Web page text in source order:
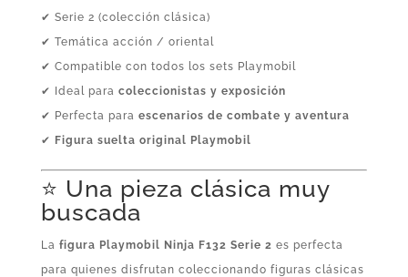
✔ Serie 2 (colección clásica)
✔ Temática acción / oriental
✔ Compatible con todos los sets Playmobil
✔ Ideal para coleccionistas y exposición
✔ Perfecta para escenarios de combate y aventura
✔ Figura suelta original Playmobil
⭐ Una pieza clásica muy
buscada
La figura Playmobil Ninja F132 Serie 2 es perfecta
para quienes disfrutan coleccionando figuras clásicas